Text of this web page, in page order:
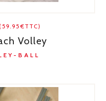
Volley
BALL